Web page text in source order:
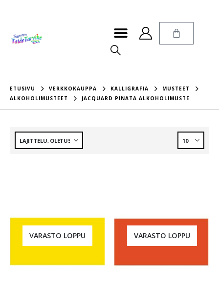
ETUSIVU VERKKOKAUPPA KALLIGRAFIA
MUSTEET
ALKOHOLIMUSTEET
JACQUARD PINATA ALKOHOLIMUSTE
VARASTO LOPPU VARASTO LOPPU